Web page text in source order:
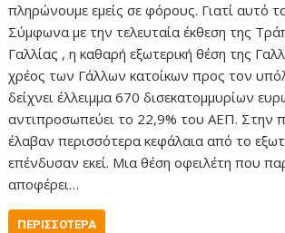
πληρώνουμε εμείς σε φόρους. Γιατί αυτό
Σύμφωνα με την τελευταία έκθεση της
Γαλλίας , η καθαρή εξωτερική θέση της
χρέος των Γάλλων κατοίκων προς τον
δείχνει έλλειμμα 670 δισεκατομμυρίων
αντιπροσωπεύει το 22,9% του ΑΕΠ. Στην
έλαβαν περισσότερα κεφάλαια από το
επένδυσαν εκεί. Μια θέση οφειλέτη που
αποφέρει…
ΠΕΡΙΣΣΌΤΕΡΑ